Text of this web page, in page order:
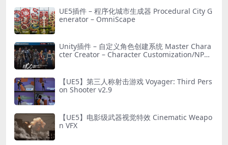
UE5插件 – 程序化城市生成器 Procedural City G
enerator – OmniScape
Unity插件 – 自定义角色创建系统 Master Chara
cter Creator – Character Customization/NPC
【UE5】第三人称射击游戏 Voyager: Third Pers
on Shooter v2.9
【UE5】电影级武器视觉特效 Cinematic Weapo
n VFX